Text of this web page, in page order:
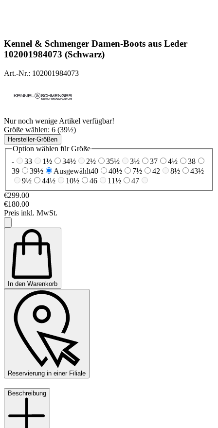
Kennel & Schmenger Damen-Boots aus Leder
102001984073 (Schwarz)
Art.-Nr.: 102001984073
Nur noch wenige Artikel verfügbar!
Größe wählen: 6 (39½)
Hersteller-Größen
Option wählen für Größe
-
33 1½ 34½ 2½ 35½ 3½ 37 4½
38
39
39½ Ausgewählt40 40½ 7½ 42 8½
43½
9½
44½ 10½ 46 11½
47
€299.00
€180.00
Preis inkl. MwSt.
In den Warenkorb
Reservierung in einer Filiale
Beschreibung